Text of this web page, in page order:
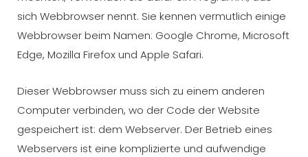
sich Webbrowser nennt. Sie kennen vermutlich einige
Webbrowser beim Namen: Google Chrome, Microsoft
Edge, Mozilla Firefox und Apple Safari.
Dieser Webbrowser muss sich zu einem anderen
Computer verbinden, wo der Code der Website
gespeichert ist: dem Webserver. Der Betrieb eines
Webservers ist eine komplizierte und aufwendige